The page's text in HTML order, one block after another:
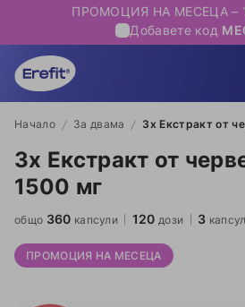
ПРОМОЦИЯ НА МЕСЕЦА –
Добавете код
Начало За двама
3x Екстракт от
1500 мг
общо 360 капсули 120 дози 3
ПРОМОЦИЯ НА МЕСЕЦА